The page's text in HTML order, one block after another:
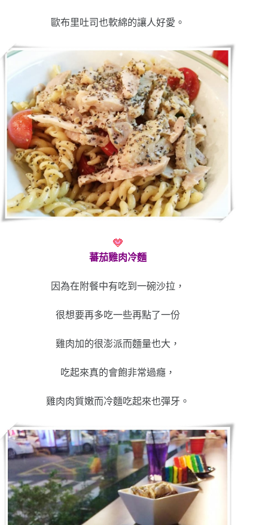
歐布里吐司也軟綿的讓人好愛。
蕃茄雞肉冷麵
因為在附餐中有吃到一碗沙拉，
很想要再多吃一些再點了一份
雞肉加的很澎派而麵量也大，
吃起來真的會飽非常過癮，
雞肉肉質嫩而冷麵吃起來也彈牙。